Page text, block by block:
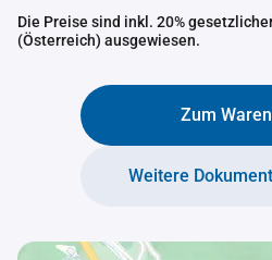
Die Preise sind inkl. 20%
(Österreich) ausgewiesen.
Zum
Weitere